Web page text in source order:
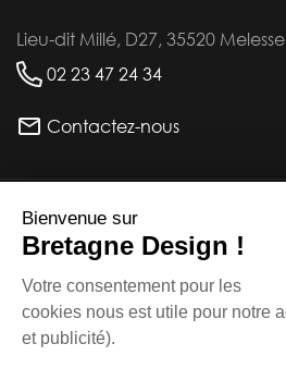
Lieu-dit Millé, D27, 35520 Melesse
02 23 47 24 34
Contactez-nous
INFORMATIONS
PRODUITS